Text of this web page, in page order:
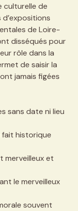
culturelle de
de Loire-
disséqués pour
rôle dans la
de saisir la
jamais figées
sans date ni lieu
fait historique
merveilleux et
le merveilleux
souvent